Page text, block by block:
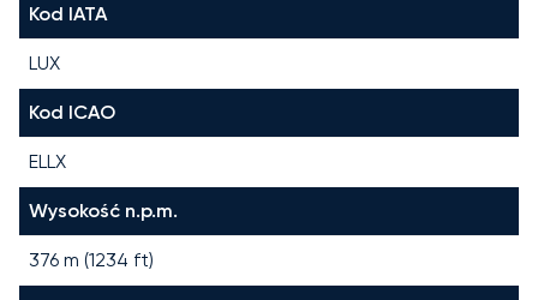
Kod IATA
LUX
Kod ICAO
ELLX
Wysokość n.p.m.
376 m (1234 ft)